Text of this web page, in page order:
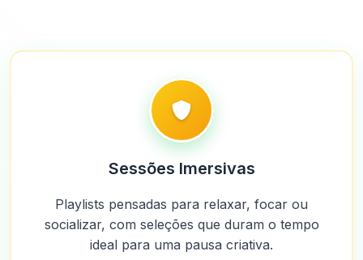
Sessões Imersivas
Playlists pensadas para relaxar, focar ou
socializar, com seleções que duram o tempo
ideal para uma pausa criativa.